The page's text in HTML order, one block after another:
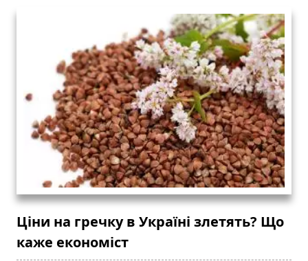
Ціни на гречку в Україні злетять? Що
каже економіст